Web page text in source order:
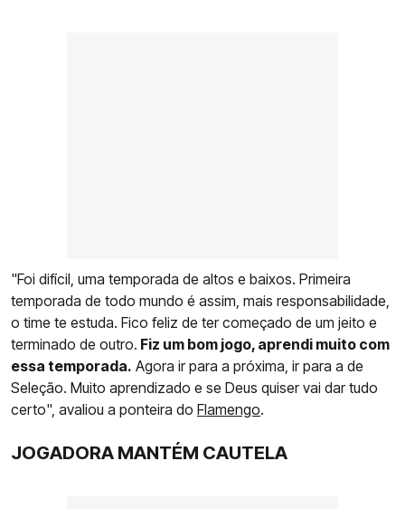
"Foi difícil, uma temporada de altos e baixos. Primeira
temporada de todo mundo é assim, mais responsabilidade,
o time te estuda. Fico feliz de ter começado de um jeito e
terminado de outro. Fiz um bom jogo, aprendi muito com
essa temporada. Agora ir para a próxima, ir para a de
Seleção. Muito aprendizado e se Deus quiser vai dar tudo
certo", avaliou a ponteira do Flamengo.
JOGADORA MANTÉM CAUTELA